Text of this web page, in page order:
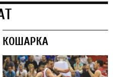
КОШАРКА